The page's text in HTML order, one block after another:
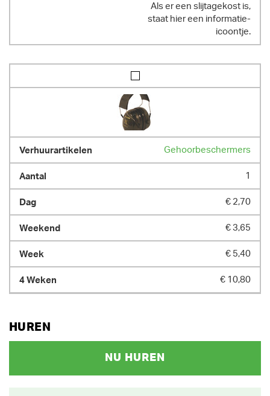
Als er een slijtagekost is,
staat hier een informatie-
icoontje.
Gehoorbeschermers
1
€ 2,70
€ 3,65
€ 5,40
€ 10,80
HUREN
NU HUREN